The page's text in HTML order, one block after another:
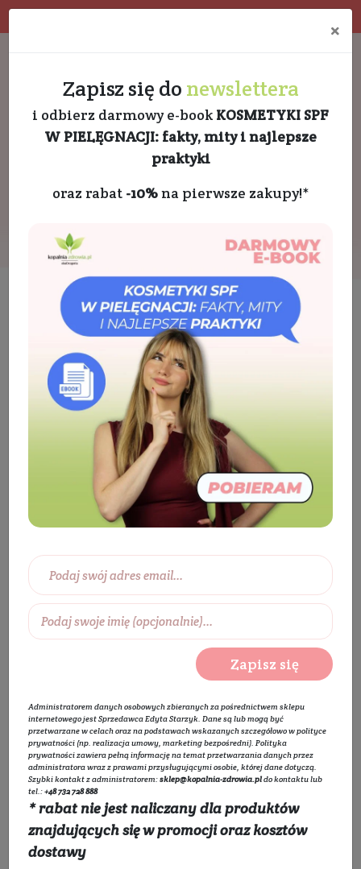
Tonik naturalny Effective z biofermentem 20%
BESTSELLER
Tonik naturalny Effective
z biofermentem 20%
Do wszystkich rodzajów skóry
×
Zapisz się do newslettera
i odbierz darmowy e-book KOSMETYKI SPF
W PIELĘGNACJI: fakty, mity i najlepsze
praktyki
oraz rabat -10%na pierwsze zakupy!*
Zapisz się
Administratorem danych osobowych zbieranych za pośrednictwem sklepu
internetowego jest Sprzedawca Edyta Starzyk. Dane są lub mogą być
przetwarzane w celach oraz na podstawach wskazanych szczegółowo wpolityce
prywatności (np. realizacja umowy, marketing bezpośredni). Polityka
prywatnościzawiera pełną informację na temat przetwarzania danych przez
administratora wraz z prawami przysługującymi osobie, której dane dotyczą.
Szybki kontakt z administratorem:sklep@kopalnia-zdrowia.pldo kontaktu lub
tel.:+48 732 728 888
* rabat nie jest naliczany dla produktów
znajdujących się w promocji oraz kosztów
dostawy